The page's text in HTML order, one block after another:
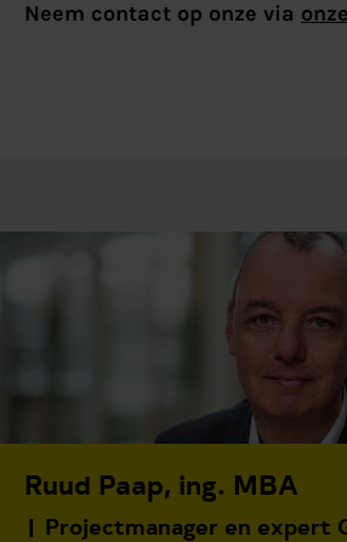
Neem contact op onze via
Ruud Paap, ing. MBA
Projectmanager en expert